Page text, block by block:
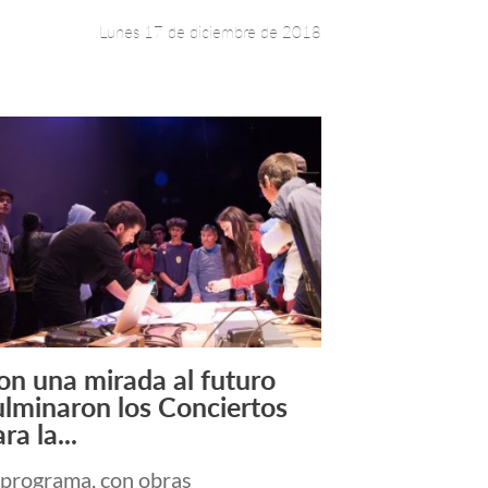
Lunes 17 de diciembre de 2018
Leer más +
una mirada al futuro
los Conciertos
la...
con obras